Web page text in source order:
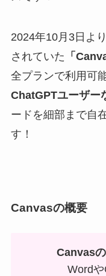
2024年10月3日よ
されていた 「
全プランで利用可
ChatGPTユーザー
ードを細部まで自
す！
Canvasの概要
Canvas
Wordや